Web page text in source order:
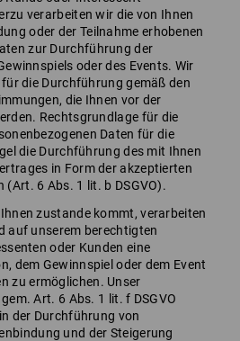
verarbeiten wir die von Ihnen
oder der Teilnahme erhobenen
zur Durchführung der
oder des Events. Wir
die Durchführung gemäß den
die Ihnen vor der
Rechtsgrundlage für die
Daten für die
die Durchführung des mit Ihnen
in Form der akzeptierten
(Art. 6 Abs. 1 lit. b DSGVO).
zustande kommt, verarbeiten
auf unserem berechtigten
oder Kunden eine
dem Gewinnspiel oder dem Event
zu ermöglichen. Unser
Art. 6 Abs. 1 lit. f DSGVO
der Durchführung von
und der Steigerung